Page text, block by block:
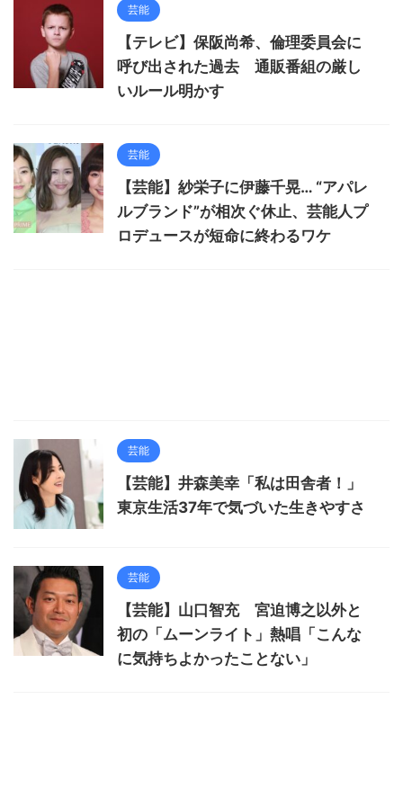
芸能
【テレビ】保阪尚希、倫理委員会に
呼び出された過去 通販番組の厳し
いルール明かす
芸能
【芸能】紗栄子に伊藤千晃… “アパレ
ルブランド”が相次ぐ休止、芸能人プ
ロデュースが短命に終わるワケ
芸能
【芸能】井森美幸「私は田舎者！」
東京生活37年で気づいた生きやすさ
芸能
【芸能】山口智充 宮迫博之以外と
初の「ムーンライト」熱唱「こんな
に気持ちよかったことない」